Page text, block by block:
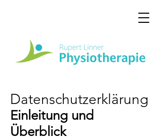
Datenschutzerklärung
Einleitung und
Überblick